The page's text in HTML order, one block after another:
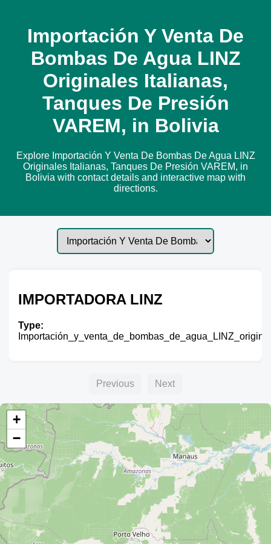
Importación Y Venta De
Bombas De Agua LINZ
Originales Italianas,
Tanques De Presión
VAREM, in Bolivia
Explore Importación Y Venta De Bombas De Agua LINZ
Originales Italianas, Tanques De Presión VAREM, in
Bolivia with contact details and interactive map with
directions.
IMPORTADORA LINZ
Type:
Previous Next
+
−